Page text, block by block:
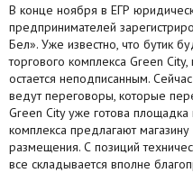
Аренда коммерческой
Новости
Агентства
Ремонт квартир
В конце ноября в ЕГР
предпринимателей
Бел». Уже известно, что бутик
торгового комплекса Green
остается неподписанным.
ведут переговоры, которые
Green City уже готова
комплекса предлагают
размещения. С позиций
все складывается вполне